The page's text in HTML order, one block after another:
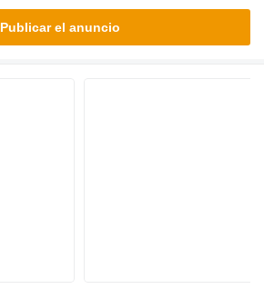
Publicar el anuncio